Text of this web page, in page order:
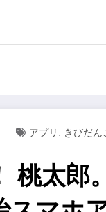
アプリ , きびだん
桃太郎